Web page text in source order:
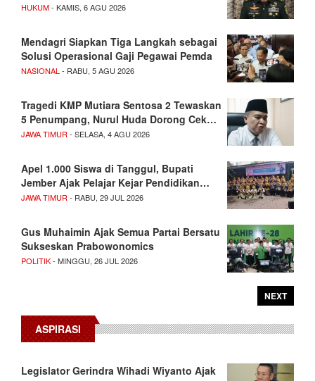
HUKUM- KAMIS, 6 AGU 2026
Mendagri Siapkan Tiga Langkah sebagai
Solusi Operasional Gaji Pegawai Pemda
NASIONAL - RABU, 5 AGU 2026
Tragedi KMP Mutiara Sentosa 2 Tewaskan
5 Penumpang, Nurul Huda Dorong Cek…
JAWA TIMUR - SELASA, 4 AGU 2026
Apel 1.000 Siswa di Tanggul, Bupati
Jember Ajak Pelajar Kejar Pendidikan…
JAWA TIMUR - RABU, 29 JUL 2026
Gus Muhaimin Ajak Semua Partai Bersatu
Sukseskan Prabowonomics
POLITIK- MINGGU, 26 JUL 2026
NEXT
ASPIRASI
Legislator Gerindra Wihadi Wiyanto Ajak